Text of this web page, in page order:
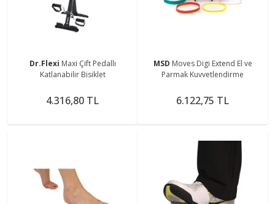
Dr.Flexi Maxi Çift Pedallı
Katlanabilir Bisiklet
4.316,80 TL
MSD Moves Digi Extend El ve
Parmak Kuvvetlendirme
6.122,75 TL